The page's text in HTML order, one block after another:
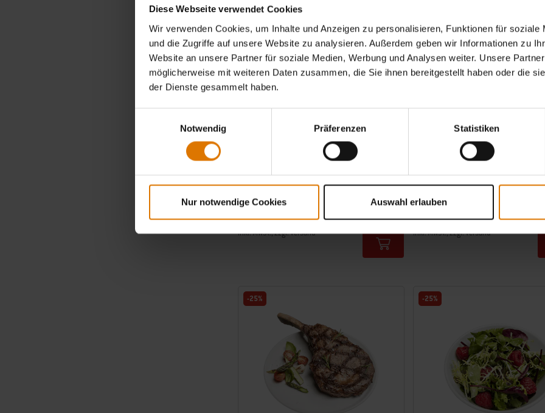
Diese Webseite verwendet Cookies
Wir verwenden Cookies, um Inhalte und Anzeigen zu personalisieren, Funktionen für soziale
und die Zugriffe auf unsere Website zu analysieren. Außerdem geben wir Informationen zu
Website an unsere Partner für soziale Medien, Werbung und Analysen weiter. Unsere
möglicherweise mit weiteren Daten zusammen, die Sie ihnen bereitgestellt haben oder die
der Dienste gesammelt haben.
Notwendig
Präferenzen Statistiken
Nur notwendige Cookies Auswahl erlauben
6-teiliges Montagekit für Weber Connect
36,99 €
inkl. MwSt., zzgl. Versand
Weber Connect Lager- und
Transporttasche
39,99 €
inkl. MwSt., zzgl. Versand
-25% -25%